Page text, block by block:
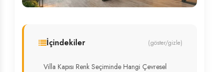
İçindekiler (göster/gizle)
Villa Kapısı Renk Seçiminde Hangi Çevresel